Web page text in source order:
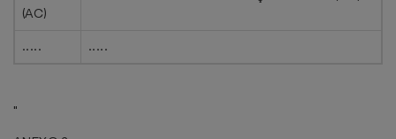
(AC)
..... .....
"